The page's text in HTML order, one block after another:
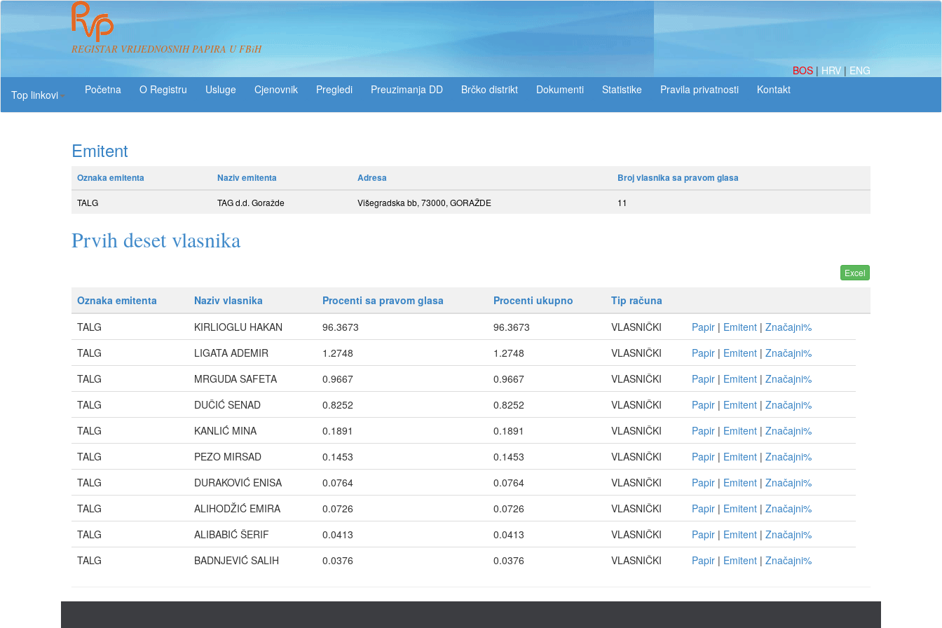
REGISTAR VRIJEDNOSNIH PAPIRA U FBiH
BOS | HRV | ENG
Top linkovi
O Registru Usluge Pregledi Preuzimanja DD Brčko distrikt Dokumenti Statistike
Emitent
Oznaka emitenta Naziv emitenta Adresa Broj vlasnika sa pravom glasa
TALG TAG d.d. Goražde Višegradska bb, 73000, GORAŽDE 11
Prvih deset vlasnika
Oznaka emitenta Naziv vlasnika Procenti sa pravom glasa Procenti ukupno
Tip računa
TALG
KIRLIOGLU HAKAN 96.3673 96.3673 VLASNIČKI Papir | Emitent | Značajni%
TALG
LIGATA ADEMIR 1.2748 1.2748 VLASNIČKI Papir | Emitent | Značajni%
TALG
MRGUDA SAFETA 0.9667 0.9667 VLASNIČKI Papir | Emitent | Značajni%
TALG
DUČIĆ SENAD 0.8252 0.8252 VLASNIČKI Papir | Emitent | Značajni%
TALG
KANLIĆ MINA 0.1891 0.1891 VLASNIČKI Papir | Emitent | Značajni%
TALG
PEZO MIRSAD 0.1453 0.1453 VLASNIČKI Papir | Emitent | Značajni%
TALG
DURAKOVIĆ ENISA 0.0764 0.0764 VLASNIČKI Papir | Emitent | Značajni%
TALG
ALIHODŽIĆ EMIRA 0.0726 0.0726 VLASNIČKI Papir | Emitent | Značajni%
TALG
ALIBABIĆ ŠERIF 0.0413 0.0413 VLASNIČKI Papir | Emitent | Značajni%
TALG
BADNJEVIĆ SALIH 0.0376 0.0376 VLASNIČKI Papir | Emitent | Značajni%